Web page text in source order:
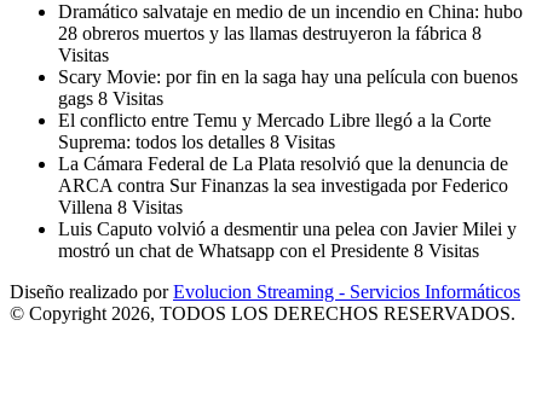
Dramático salvataje en medio de un incendio en China: hubo
28 obreros muertos y las llamas destruyeron la fábrica 8
Visitas
Scary Movie: por fin en la saga hay una película con buenos
gags 8 Visitas
El conflicto entre Temu y Mercado Libre llegó a la Corte
Suprema: todos los detalles 8 Visitas
La Cámara Federal de La Plata resolvió que la denuncia de
ARCA contra Sur Finanzas la sea investigada por Federico
Villena 8 Visitas
Luis Caputo volvió a desmentir una pelea con Javier Milei y
mostró un chat de Whatsapp con el Presidente 8 Visitas
Diseño realizado porEvolucion Streaming - Servicios Informáticos
© Copyright 2026, TODOS LOS DERECHOS RESERVADOS.